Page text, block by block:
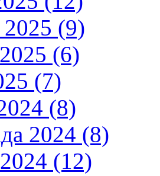
2025 (9)
(6)
(7)
(8)
2024 (8)
(12)